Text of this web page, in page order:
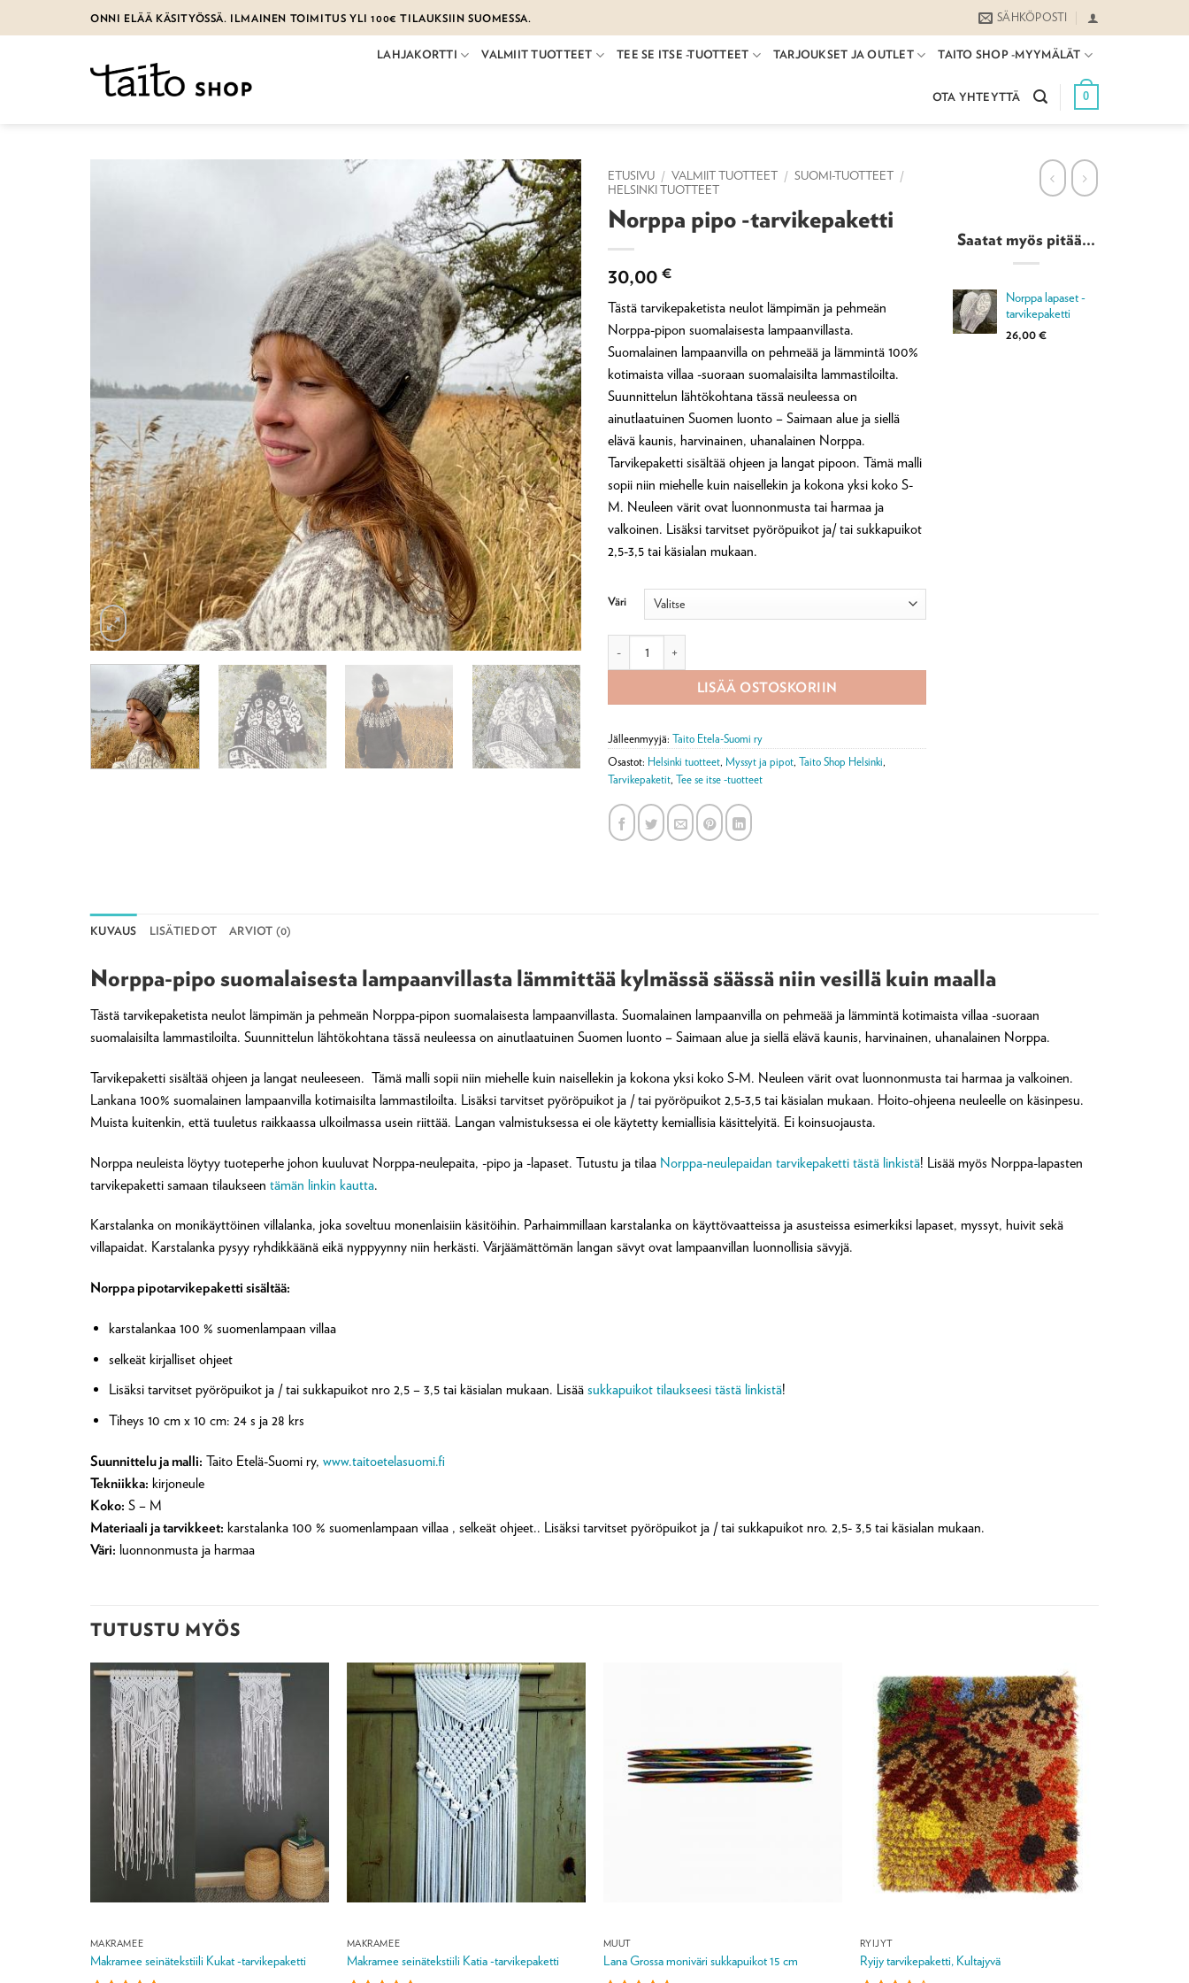
to
ONNI ELÄÄ KÄSITYÖSSÄ. ILMAINEN TOIMITUS YLI 100€ TILAUKSIIN SUOMESSA. SÄHKÖPOSTI
LAHJAKORTTI VALMIIT TUOTTEET TEE SE ITSE -TUOTTEET TARJOUKSET JA OUTLET TAITO SHOP -MYYMÄLÄT
OTA YHTEYTTÄ 0
ETUSIVU / VALMIIT TUOTTEET / SUOMI-TUOTTEET /
HELSINKI TUOTTEET
Norppa pipo -tarvikepaketti
30,00 €
Tästä tarvikepaketista neulot lämpimän ja pehmeän
Norppa-pipon suomalaisesta lampaanvillasta.
Suomalainen lampaanvilla on pehmeää ja lämmintä 100%
kotimaista villaa -suoraan suomalaisilta lammastiloilta.
Suunnittelun lähtökohtana tässä neuleessa on
ainutlaatuinen Suomen luonto – Saimaan alue ja siellä
elävä kaunis, harvinainen, uhanalainen Norppa.
Tarvikepaketti sisältää ohjeen ja langat pipoon. Tämä malli
sopii niin miehelle kuin naisellekin ja kokona yksi koko S-
M. Neuleen värit ovat luonnonmusta tai harmaa ja
valkoinen. Lisäksi tarvitset pyöröpuikot ja/ tai sukkapuikot
2,5-3,5 tai käsialan mukaan.
Väri
LISÄÄ OSTOSKORIIN
Jälleenmyyjä: Taito Etela-Suomi ry
Osastot: Helsinki tuotteet, Myssyt ja pipot, Taito Shop Helsinki,
Tarvikepaketit, Tee se itse -tuotteet
Saatat myös pitää...
Norppa lapaset -
tarvikepaketti
26,00€
KUVAUS LISÄTIEDOT ARVIOT (0)
Norppa-pipo suomalaisesta lampaanvillasta lämmittää kylmässä säässä niin vesillä kuin maalla
Tästä tarvikepaketista neulot lämpimän ja pehmeän Norppa-pipon suomalaisesta lampaanvillasta. Suomalainen lampaanvilla on pehmeää ja lämmintä kotimaista villaa -suoraan
suomalaisilta lammastiloilta. Suunnittelun lähtökohtana tässä neuleessa on ainutlaatuinen Suomen luonto – Saimaan alue ja siellä elävä kaunis, harvinainen, uhanalainen Norppa.
Tarvikepaketti sisältää ohjeen ja langat neuleeseen. Tämä malli sopii niin miehelle kuin naisellekin ja kokona yksi koko S-M. Neuleen värit ovat luonnonmusta tai harmaa ja valkoinen.
Lankana 100% suomalainen lampaanvilla kotimaisilta lammastiloilta. Lisäksi tarvitset pyöröpuikot ja / tai pyöröpuikot 2,5-3,5 tai käsialan mukaan. Hoito-ohjeena neuleelle on käsinpesu.
Muista kuitenkin, että tuuletus raikkaassa ulkoilmassa usein riittää. Langan valmistuksessa ei ole käytetty kemiallisia käsittelyitä. Ei koinsuojausta.
Norppa neuleista löytyy tuoteperhe johon kuuluvat Norppa-neulepaita, -pipo ja -lapaset. Tutustu ja tilaa Norppa-neulepaidan tarvikepaketti tästä linkistä! Lisää myös Norppa-lapasten
tarvikepaketti samaan tilaukseen tämän linkin kautta.
Karstalanka on monikäyttöinen villalanka, joka soveltuu monenlaisiin käsitöihin. Parhaimmillaan karstalanka on käyttövaatteissa ja asusteissa esimerkiksi lapaset, myssyt, huivit sekä
villapaidat. Karstalanka pysyy ryhdikkäänä eikä nyppyynny niin herkästi. Värjäämättömän langan sävyt ovat lampaanvillan luonnollisia sävyjä.
Norppa pipotarvikepaketti sisältää:
karstalankaa 100 % suomenlampaan villaa
selkeät kirjalliset ohjeet
Lisäksi tarvitset pyöröpuikot ja / tai sukkapuikot nro 2,5 – 3,5 tai käsialan mukaan. Lisää sukkapuikot tilaukseesi tästä linkistä!
Tiheys 10 cm x 10 cm: 24 s ja 28 krs
Suunnittelu ja malli: Taito Etelä-Suomi ry, www.taitoetelasuomi.fi
Tekniikka: kirjoneule
Koko: S – M
Materiaali ja tarvikkeet: karstalanka 100 % suomenlampaan villaa , selkeät ohjeet.. Lisäksi tarvitset pyöröpuikot ja / tai sukkapuikot nro. 2,5- 3,5 tai käsialan mukaan.
Väri: luonnonmusta ja harmaa
TUTUSTU MYÖS
MAKRAMEE
Makramee seinätekstiili Kukat -tarvikepaketti
MAKRAMEE
Makramee seinätekstiili Katia -tarvikepaketti
MUUT
Lana Grossa moniväri sukkapuikot 15 cm
RYIJYT
Ryijy tarvikepaketti, Kultajyvä